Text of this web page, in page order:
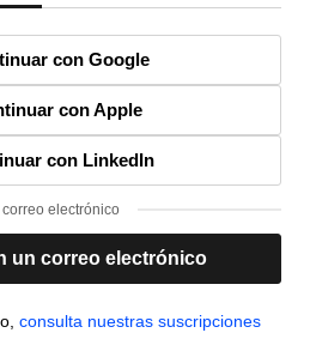
con Google
con Apple
con LinkedIn
electrónico
un correo electrónico
consulta nuestras suscripciones